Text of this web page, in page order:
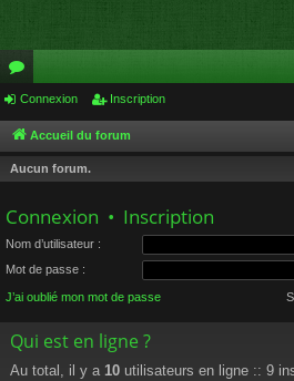
or
u
m
Connexion Inscription
Accueil du forum
Aucun forum.
Connexion • Inscription
Nom d’utilisateur :
Mot de passe :
J’ai oublié mon mot de passe
Qui est en ligne ?
Au total, il y a 10 utilisateurs en ligne :: 9